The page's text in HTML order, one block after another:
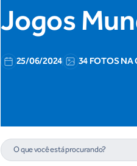
Jogos
25/06/2024 34 FOTOS NA